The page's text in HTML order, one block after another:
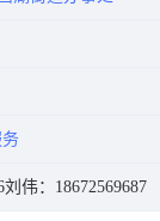
刘伟：18672569687